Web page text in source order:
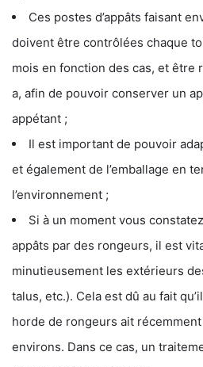
Ces postes d’appâts faisant
doivent être contrôlées chaque
mois en fonction des cas, et être
a, afin de pouvoir conserver un
appétant ;
Il est important de pouvoir
et également de l’emballage en
l’environnement ;
Si à un moment vous
appâts par des rongeurs, il est
minutieusement les extérieurs
talus, etc.). Cela est dû au fait
horde de rongeurs ait
environs. Dans ce cas, un